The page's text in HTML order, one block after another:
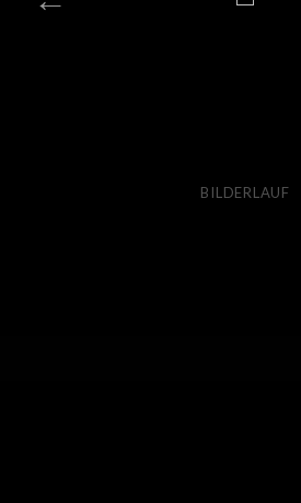
BILDERLAUF